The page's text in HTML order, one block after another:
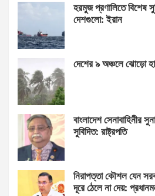
হরমুজ প্রণালিতে বিশেষ
দেশগুলো: ইরান
দেশের ৯ অঞ্চলে ঝোড়ো
বাংলাদেশ সেনাবাহিনীর
সুবিদিত: রাষ্ট্রপতি
নিরাপত্তা কৌশল যেন
দূরে ঠেলে না দেয়: